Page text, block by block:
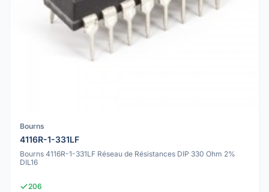
Bourns
4116R-1-331LF
Bourns 4116R-1-331LF Réseau de Résistances DIP 330 Ohm 2%
DIL16
206